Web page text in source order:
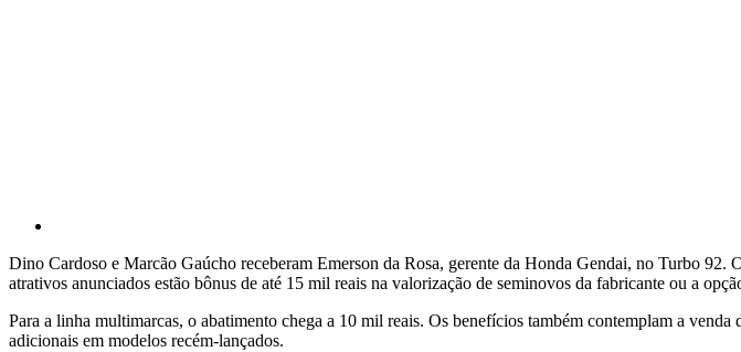
Dino Cardoso e Marcão Gaúcho receberam Emerson da Rosa, gerente da Honda Gendai, no Turbo
atrativos anunciados estão bônus de até 15 mil reais na valorização de seminovos da fabricante ou a
Para a linha multimarcas, o abatimento chega a 10 mil reais. Os benefícios também contemplam a
adicionais em modelos recém-lançados.